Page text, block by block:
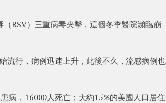
RSV）三重病毒夾擊，這個冬季醫院瀕臨崩
流行，病例迅速上升，此後不久，流感病例也
病，16000人死亡；大約15%的美國人口居住